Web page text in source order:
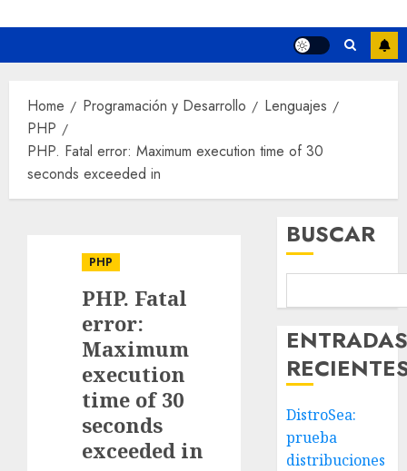
Home Programación y Desarrollo
Lenguajes
PHP
PHP. Fatal error: Maximum execution time of 30
seconds exceeded in
PHP
PHP. Fatal
error:
Maximum
execution
time of 30
seconds
exceeded in
BUSCAR
DistroSea:
prueba
distribuciones